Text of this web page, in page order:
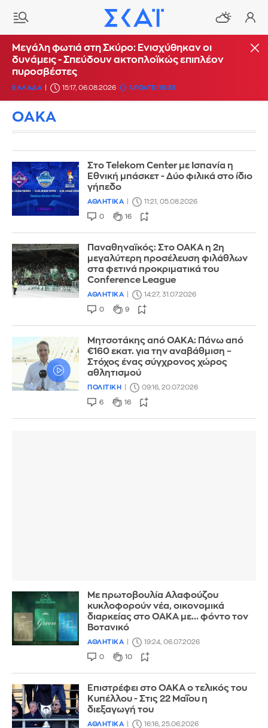
Μεγάλη φωτιά στη Σκύρο: Ενισχύθηκαν οι
δυνάμεις - Σπεύδουν ακτοπλοϊκώς επιπλέον
πυροσβέστες
ΕΛΛΑΔΑ 15:17, 06.08.2026 UPDATE: 19:38
ΟΑΚΑ
Στο Telekom Center με Ισπανία η
Εθνική μπάσκετ - Δύο φιλικά στο ίδιο
γήπεδο
ΑΘΛΗΤΙΚΑ 11:21, 05.08.2026
0 16
Παναθηναϊκός: Στο ΟΑΚΑ η 2η
μεγαλύτερη προσέλευση φιλάθλων
στα φετινά προκριματικά του
Conference League
ΑΘΛΗΤΙΚΑ 14:27, 31.07.2026
0 9
Μητσοτάκης από ΟΑΚΑ: Πάνω από
€160 εκατ. για την αναβάθμιση –
Στόχος ένας σύγχρονος χώρος
αθλητισμού
ΠΟΛΙΤΙΚΗ 09:16, 20.07.2026
6 16
Με πρωτοβουλία Αλαφούζου
κυκλοφορούν νέα, οικονομικά
διαρκείας στο ΟΑΚΑ με... φόντο τον
Βοτανικό
ΑΘΛΗΤΙΚΑ 19:24, 06.07.2026
0 10
Επιστρέφει στο ΟΑΚΑ ο τελικός του
Κυπέλλου - Στις 22 Μαΐου η
διεξαγωγή του
ΑΘΛΗΤΙΚΑ 16:16, 25.06.2026